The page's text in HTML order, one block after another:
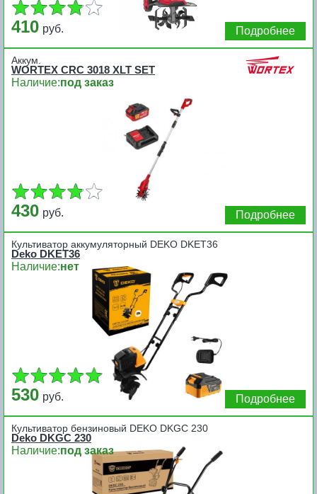
410 руб. Подробнее
Аккум.
WORTEX CRC 3018 XLT SET
Наличие:под заказ
430 руб. Подробнее
Культиватор аккумуляторный DEKO DKET36
Deko DKET36
Наличие:нет
530 руб. Подробнее
Культиватор бензиновый DEKO DKGC 230
Deko DKGC 230
Наличие:под заказ